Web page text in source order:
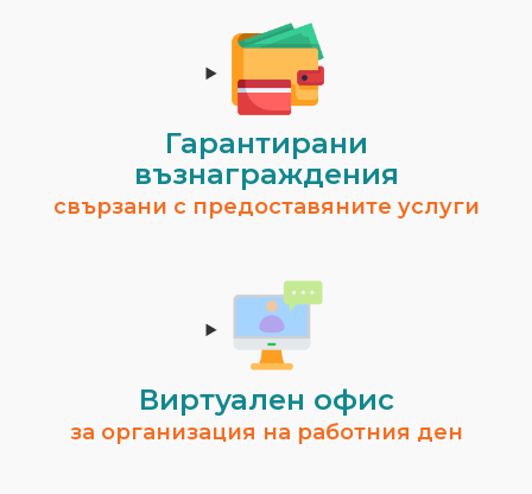
Гарантирани
възнаграждения
свързани с предоставяните услуги
Виртуален офис
за организация на работния ден